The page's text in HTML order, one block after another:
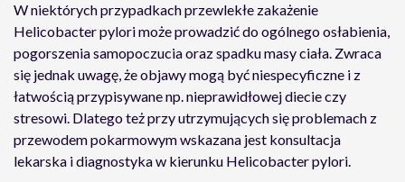
W niektórych przypadkach przewlekłe zakażenie
Helicobacter pylori może prowadzić do ogólnego osłabienia,
pogorszenia samopoczucia oraz spadku masy ciała. Zwraca
się jednak uwagę, że objawy mogą być niespecyficzne i z
łatwością przypisywane np. nieprawidłowej diecie czy
stresowi. Dlatego też przy utrzymujących się problemach z
przewodem pokarmowym wskazana jest konsultacja
lekarska i diagnostyka w kierunku Helicobacter pylori.